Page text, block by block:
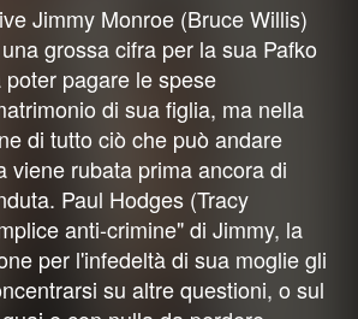
Jimmy Monroe (Bruce Willis)
grossa cifra per la sua Pafko
pagare le spese
di sua figlia, ma nella
di tutto ciò che può andare
viene rubata prima ancora di
Paul Hodges (Tracy
anti-crimine" di Jimmy, la
per l'infedeltà di sua moglie gli
su altre questioni, o sul